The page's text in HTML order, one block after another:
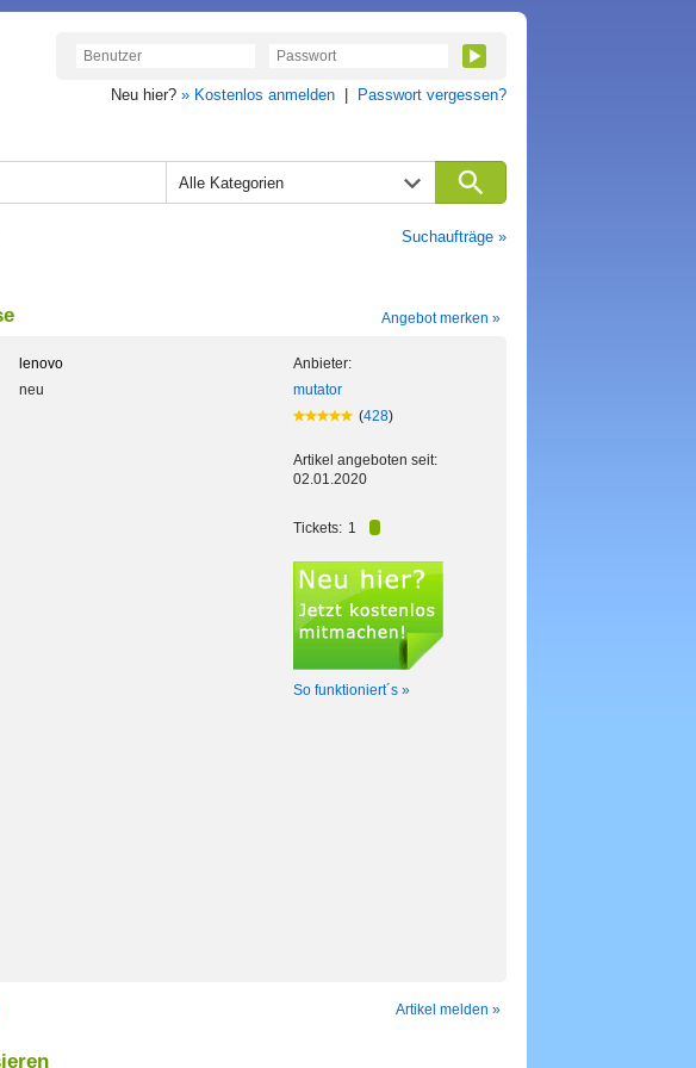
Neu hier? » Kostenlos anmelden Passwort vergessen?
Alle Kategorien
Suchaufträge »
Angebot merken »
lenovo
neu
Anbieter:
mutator
(428)
Artikel angeboten seit:
02.01.2020
Tickets: 1
So funktioniert´s »
Artikel melden »